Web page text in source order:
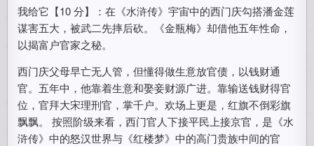
我给它【10 分】：在《水浒传》宇宙中的西门庆勾搭潘金莲
谋害五大，被武二先摔后砍。《金瓶梅》却借他五年性命，
以揭富户官家之秘。
西门庆父母早亡无人管，但懂得做生意放官债，以钱财通
官。五年中，他靠着生意和娶妾财源广进。靠输送钱财得官
位，官拜大宋理刑官，掌千户。欢场上更是，红旗不倒彩旗
飘飘。 按照阶级来看，西门官人下接平民上接京官，是《水
浒传》中的怒汉世界与《红楼梦》中的高门贵族中间的官